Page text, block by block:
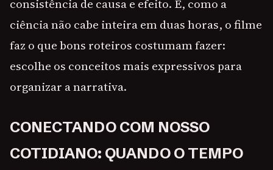
consistência de causa e efeito. E, como a
ciência não cabe inteira em duas horas, o filme
faz o que bons roteiros costumam fazer:
escolhe os conceitos mais expressivos para
organizar a narrativa.
CONECTANDO COM NOSSO
COTIDIANO: QUANDO O TEMPO